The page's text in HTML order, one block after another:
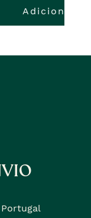
atual pre�o
era
Adicionar